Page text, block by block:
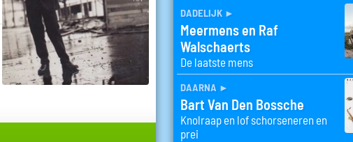
dadelijk ►
Meermens en Raf
Walschaerts
De laatste mens
daarna ►
Bart Van Den Bossche
Knolraap en lof schorseneren en
prei